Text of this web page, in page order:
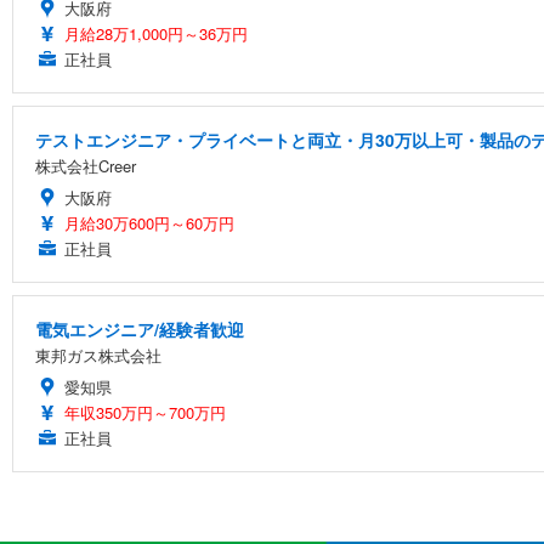
大阪府
月給28万1,000円～36万円
正社員
テストエンジニア・プライベートと両立・月30万以上可・製品の
株式会社Creer
大阪府
月給30万600円～60万円
正社員
電気エンジニア/経験者歓迎
東邦ガス株式会社
愛知県
年収350万円～700万円
正社員